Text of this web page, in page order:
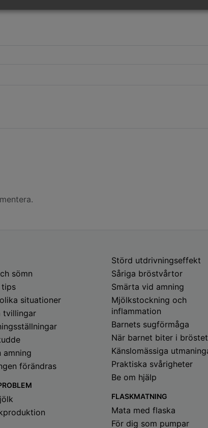
sömn
tips
situationer
tvillingar
amning
förändras
Störd utdrivningseffekt
Såriga bröstvårtor
Smärta vid amning
Mjölkstockning och
inflammation
Barnets sugförmåga
När barnet biter i bröstet
Känslomässiga
Praktiska svårigheter
Be om hjälp
FLASKMATNING
Mata med flaska
För dig som pumpar